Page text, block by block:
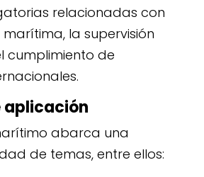
relacionadas con
la supervisión
cumplimiento de
aplicación
abarca una
de temas, entre ellos: